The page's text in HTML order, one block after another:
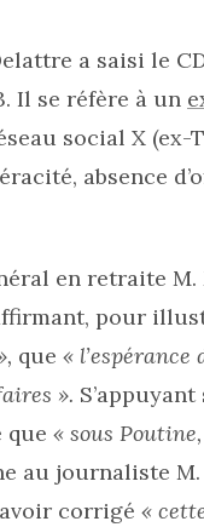
a saisi le
Il se réfère à un
social X
absence
en retraite
pour
que «
».
que « sous
au journaliste
corrigé «